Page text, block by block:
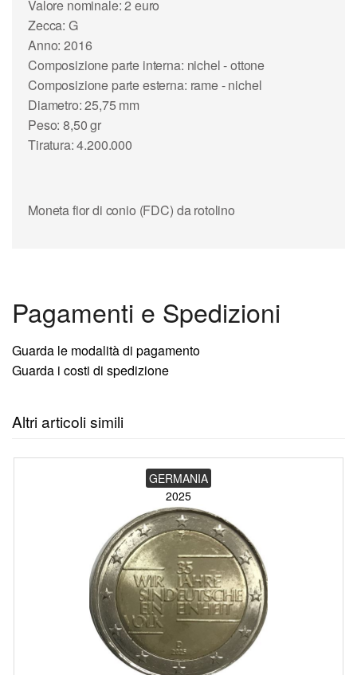
Valore nominale: 2 euro
Zecca: G
Anno: 2016
Composizione parte interna: nichel - ottone
Composizione parte esterna: rame - nichel
Diametro: 25,75 mm
Peso: 8,50 gr
Tiratura: 4.200.000
Moneta fior di conio (FDC) da rotolino
Pagamenti e Spedizioni
Guarda le modalità di pagamento
Guarda i costi di spedizione
Altri articoli simili
GERMANIA
2025